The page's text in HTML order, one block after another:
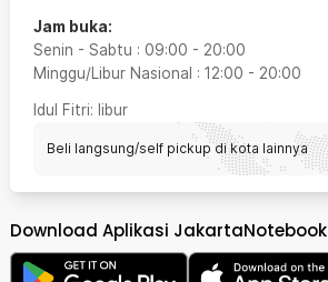
Jam buka:
Senin - Sabtu : 09:00 - 20:00
Minggu/Libur Nasional : 12:00 - 20:00
Idul Fitri: libur
Beli langsung/self pickup di kota lainnya
Download Aplikasi JakartaNotebook